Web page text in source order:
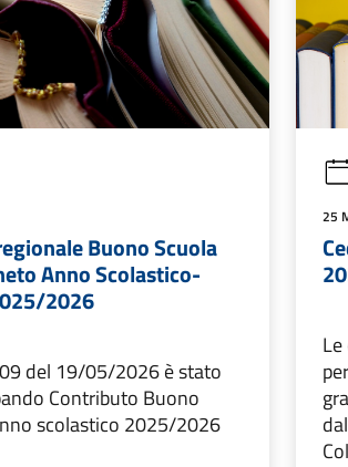
Buono Scuola
Anno Scolastico-
2026
del 19/05/2026 è stato
Contributo Buono
scolastico 2025/2026
25